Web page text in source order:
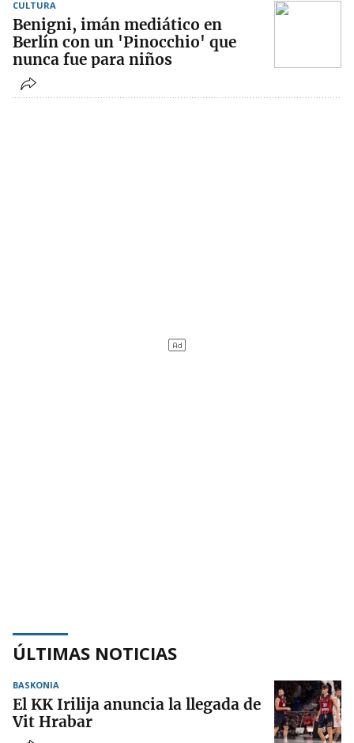
CULTURA
Benigni, imán mediático en
Berlín con un 'Pinocchio' que
nunca fue para niños
ÚLTIMAS NOTICIAS
BASKONIA
El KK Irilija anuncia la llegada de
Vit Hrabar